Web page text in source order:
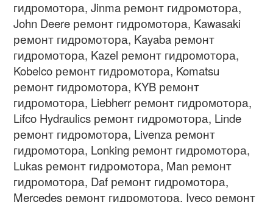
гидромотора, Jinma ремонт гидромотора,
John Deere ремонт гидромотора, Kawasaki
ремонт гидромотора, Kayaba ремонт
гидромотора, Kazel ремонт гидромотора,
Kobelco ремонт гидромотора, Komatsu
ремонт гидромотора, KYB ремонт
гидромотора, Liebherr ремонт гидромотора,
Lifco Hydraulics ремонт гидромотора, Linde
ремонт гидромотора, Livenza ремонт
гидромотора, Lonking ремонт гидромотора,
Lukas ремонт гидромотора, Man ремонт
гидромотора, Daf ремонт гидромотора,
Mercedes ремонт гидромотора, Iveco ремонт